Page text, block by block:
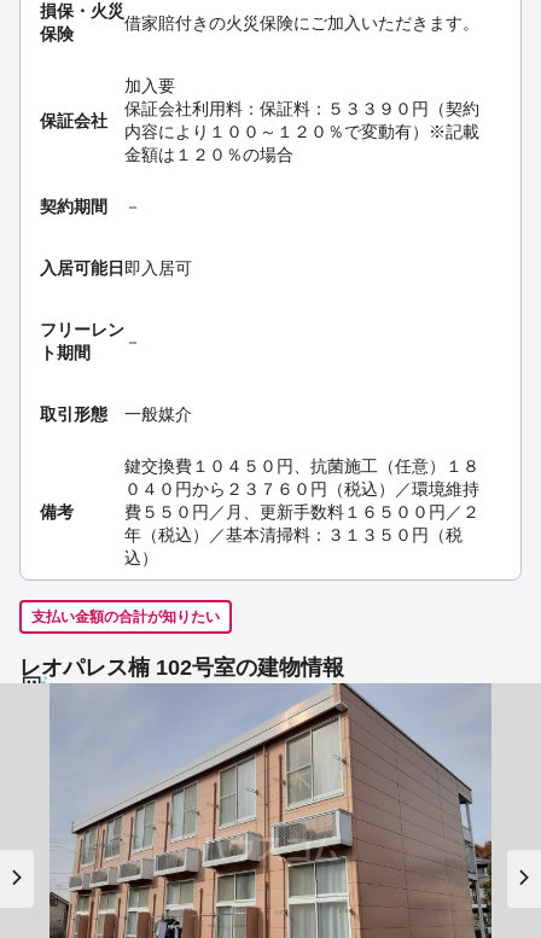
損保・ 火災
保険
借家賠付きの火災保険にご加入いただきます。
保証会社
加入要
保証会社利用料：保証料：５３３９０円（契約
内容により１００～１２０％で変動有）※記載
金額は１２０％の場合
契約期間 －
入居可能日 即入居可
フリーレン
ト期間
－
取引形態 一般媒介
備考
鍵交換費１０４５０円、抗菌施工（任意）１８
０４０円から２３７６０円（税込）／環境維持
費５５０円／月、更新手数料１６５００円／２
年（税込）／基本清掃料：３１３５０円（税
込）
支払い金額の合計が知りたい
レオパレス楠 102号室の建物情報